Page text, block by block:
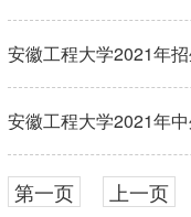
安徽工程大学2021年
安徽工程大学2021年
第一页 上一页